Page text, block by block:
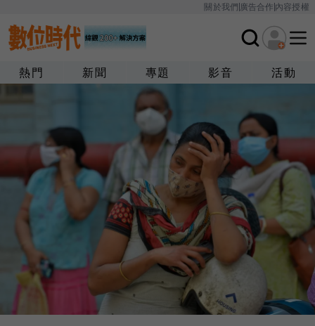
關於我們廣告合作內容授權
熱門 新聞 專題 影音 活動